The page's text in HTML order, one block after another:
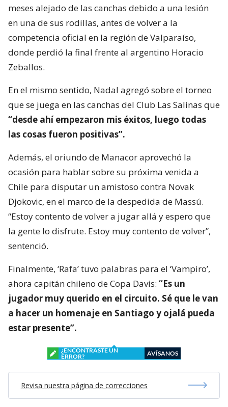
meses alejado de las canchas debido a una lesión
en una de sus rodillas, antes de volver a la
competencia oficial en la región de Valparaíso,
donde perdió la final frente al argentino Horacio
Zeballos.
En el mismo sentido, Nadal agregó sobre el torneo
que se juega en las canchas del Club Las Salinas que
“desde ahí empezaron mis éxitos, luego todas
las cosas fueron positivas”.
Además, el oriundo de Manacor aprovechó la
ocasión para hablar sobre su próxima venida a
Chile para disputar un amistoso contra Novak
Djokovic, en el marco de la despedida de Massú.
“Estoy contento de volver a jugar allá y espero que
la gente lo disfrute. Estoy muy contento de volver”,
sentenció.
Finalmente, ‘Rafa’ tuvo palabras para el ‘Vampiro’,
ahora capitán chileno de Copa Davis: “Es un
jugador muy querido en el circuito. Sé que le van
a hacer un homenaje en Santiago y ojalá pueda
estar presente”.
¿ENCONTRASTE UN
ERROR?
AVÍSANOS
Revisa nuestra página de correcciones